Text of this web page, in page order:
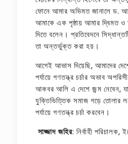
ফোনে আমার অভিমত জানালে ড.
আমাকে এক পৃষ্ঠায় আমার দ্বিমত ও
দিতে বলেন। প্রতিবেদনে
তা অন্তর্ভুক্ত করা হয়।
আগেই আভাস দিয়েছি, আমাদের
পর্যায়ে গণতন্ত্র চর্চার অভাব
আকবর আলি এ দেশে জন্ম নেবেন,
যুক্তিভিত্তিক সমাজ গড়ে তোলার
পর্যায়ে গণতন্ত্র চর্চা করবেন।
সাজ্জাদ জহির: নির্বাহী পরিচালক,